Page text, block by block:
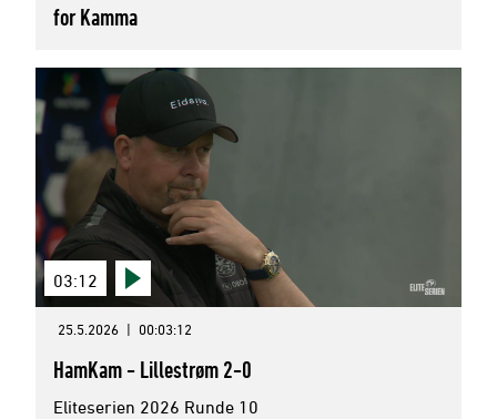
for Kamma
03:12
25.5.2026 | 00:03:12
HamKam - Lillestrøm 2-0
Eliteserien 2026 Runde 10